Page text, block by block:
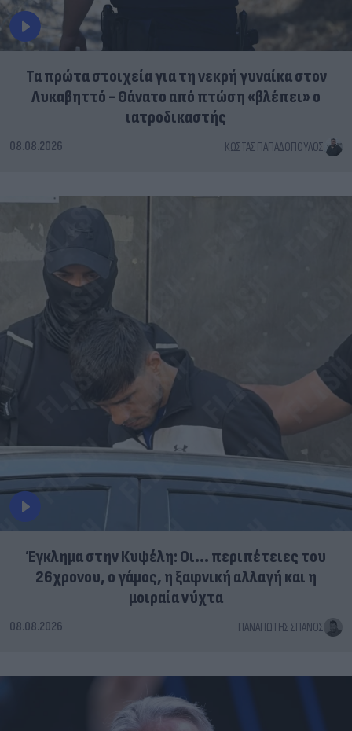
Τα πρώτα στοιχεία για τη νεκρή γυναίκα στον
Λυκαβηττό - Θάνατο από πτώση «βλέπει» ο
ιατροδικαστής
08.08.2026 ΚΏΣΤΑΣ ΠΑΠΑΔΌΠΟΥΛΟΣ
Έγκλημα στην Κυψέλη: Οι... περιπέτειες του
26χρονου, ο γάμος, η ξαφνική αλλαγή και η
μοιραία νύχτα
08.08.2026 ΠΑΝΑΓΙΏΤΗΣ ΣΠΑΝΌΣ